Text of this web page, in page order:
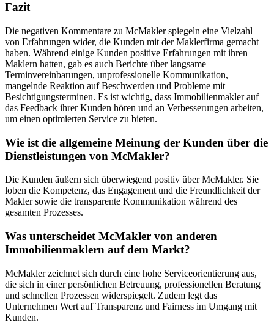
Fazit
Die negativen Kommentare zu McMakler spiegeln eine Vielzahl
von Erfahrungen wider, die Kunden mit der Maklerfirma gemacht
haben. Während einige Kunden positive Erfahrungen mit ihren
Maklern hatten, gab es auch Berichte über langsame
Terminvereinbarungen, unprofessionelle Kommunikation,
mangelnde Reaktion auf Beschwerden und Probleme mit
Besichtigungsterminen. Es ist wichtig, dass Immobilienmakler auf
das Feedback ihrer Kunden hören und an Verbesserungen arbeiten,
um einen optimierten Service zu bieten.
Wie ist die allgemeine Meinung der Kunden über die
Dienstleistungen von McMakler?
Die Kunden äußern sich überwiegend positiv über McMakler. Sie
loben die Kompetenz, das Engagement und die Freundlichkeit der
Makler sowie die transparente Kommunikation während des
gesamten Prozesses.
Was unterscheidet McMakler von anderen
Immobilienmaklern auf dem Markt?
McMakler zeichnet sich durch eine hohe Serviceorientierung aus,
die sich in einer persönlichen Betreuung, professionellen Beratung
und schnellen Prozessen widerspiegelt. Zudem legt das
Unternehmen Wert auf Transparenz und Fairness im Umgang mit
Kunden.